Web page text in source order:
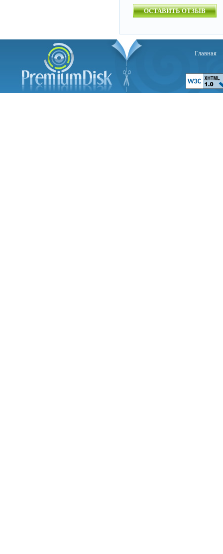
ОСТАВИТЬ ОТЗЫВ
Главная